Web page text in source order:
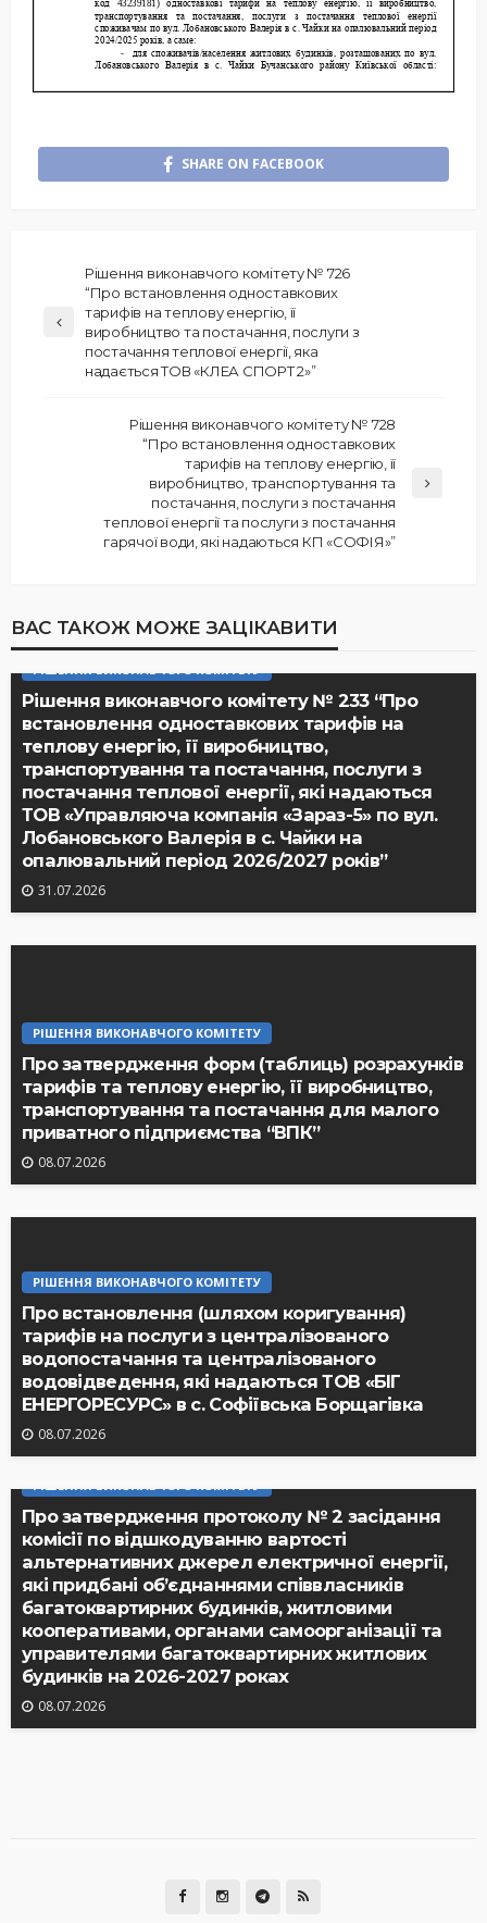
SHARE ON FACEBOOK
Рішення виконавчого комітету № 726
“Про встановлення одноставкових
тарифів на теплову енергію, її
виробництво та постачання, послуги з
постачання теплової енергії, яка
надається ТОВ «КЛЕА СПОРТ 2»”
Рішення виконавчого комітету № 728
“Про встановлення одноставкових
тарифів на теплову енергію, її
виробництво, транспортування та
постачання, послуги з постачання
теплової енергії та послуги з постачання
гарячої води, які надаються КП «СОФІЯ»”
ВАС ТАКОЖ МОЖЕ ЗАЦІКАВИТИ
Рішення виконавчого комітету № 233 “Про
встановлення одноставкових тарифів на
теплову енергію, її виробництво,
транспортування та постачання, послуги з
постачання теплової енергії, які надаються
ТОВ «Управляюча компанія «Зараз-5» по вул.
Лобановського Валерія в с. Чайки на
опалювальний період 2026/2027 років”
31.07.2026
РІШЕННЯ ВИКОНАВЧОГО КОМІТЕТУ
Про затвердження форм (таблиць) розрахунків
тарифів та теплову енергію, її виробництво,
транспортування та постачання для малого
приватного підприємства “ВПК”
08.07.2026
РІШЕННЯ ВИКОНАВЧОГО КОМІТЕТУ
Про встановлення (шляхом коригування)
тарифів на послуги з централізованого
водопостачання та централізованого
водовідведення, які надаються ТОВ «БІГ
ЕНЕРГОРЕСУРС» в с. Софіївська Борщагівка
08.07.2026
Про затвердження протоколу № 2 засідання
комісії по відшкодуванню вартості
альтернативних джерел електричної енергії,
які придбані об’єднаннями співвласників
багатоквартирних будинків, житловими
кооперативами, органами самоорганізації та
управителями багатоквартирних житлових
будинків на 2026-2027 роках
08.07.2026